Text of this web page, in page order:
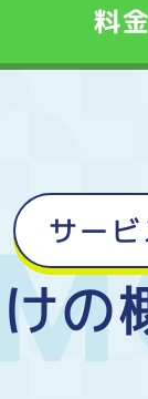
料
サー
の